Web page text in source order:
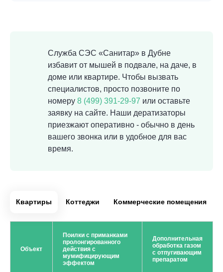
Служба СЭС «Санитар» в Дубне
избавит от мышей в подвале, на даче, в
доме или квартире. Чтобы вызвать
специалистов, просто позвоните по
номеру 8 (499) 391-29-97 или оставьте
заявку на сайте. Наши дератизаторы
приезжают оперативно - обычно в день
вашего звонка или в удобное для вас
время.
Квартиры Коттеджи Коммерческие помещения
Объект
Поилки с приманками
пролонгированного
действия с
мумифицирующим
эффектом
Дополнительная
обработка газом
с отпугивающим
препаратом